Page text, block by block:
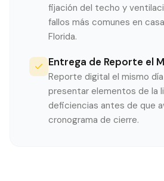
fijación del techo y
fallos más comunes en
Florida.
Entrega de Reporte el
Reporte digital el mismo
presentar elementos de la
deficiencias antes de que
cronograma de cierre.